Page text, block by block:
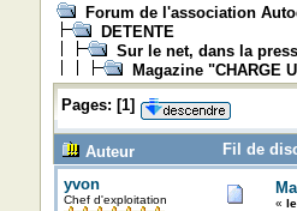
Forum de l'association
DETENTE
Sur le net, dans la
Magazine "CHARGE
Pages: [1]
Auteur
Fil de
yvon
Chef d'exploitation «